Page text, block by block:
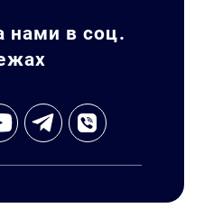
нами в соц.